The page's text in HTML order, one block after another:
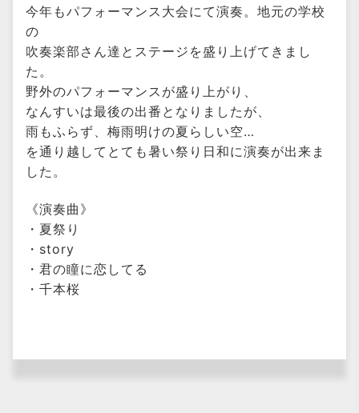
今年もパフォーマンス大会にて演奏。地元の学校
の
吹奏楽部さん達とステージを盛り上げてきまし
た。
野外のパフォーマンスが盛り上がり、
なんすいは最後の出番となりましたが、
雨もふらず、梅雨明けの夏らしい空…
を通り越してとても暑い祭り日和に演奏が出来ま
した。
《演奏曲》
・夏祭り
・story
・君の瞳に恋してる
・千本桜